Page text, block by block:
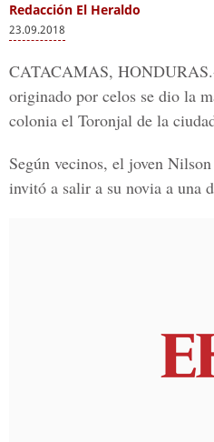
Redacción El Heraldo
23.09.2018
CATACAMAS, HONDURAS
originado por celos se dio la
colonia el Toronjal de la
Según vecinos, el joven
invitó a salir a su novia a una